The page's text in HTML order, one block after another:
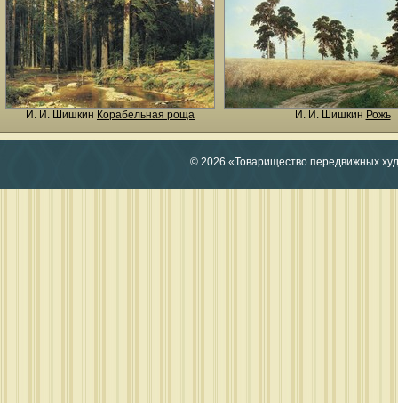
И. И. Шишкин Корабельная роща И. И. Шишкин Рожь
© 2026 «Товарищество передвижных